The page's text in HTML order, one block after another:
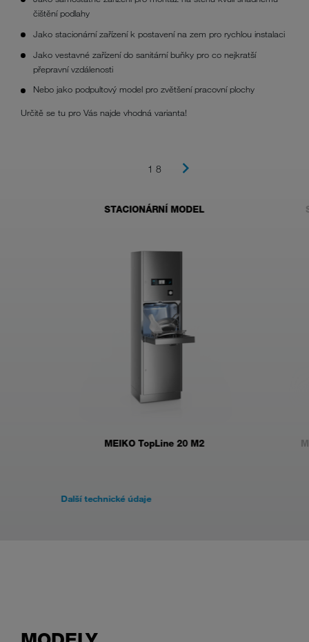
čištění podlahy
Jako stacionární zařízení k postavení na zem pro rychlou instalaci
Jako vestavné zařízení do sanitární buňky pro co nejkratší
přepravní vzdálenosti
Nebo jako podpultový model pro zvětšení pracovní plochy
Určitě se tu pro Vás najde vhodná varianta!
1 8
STACIONÁRNÍ MODEL
MEIKO TopLine 20 M2
Další technické údaje